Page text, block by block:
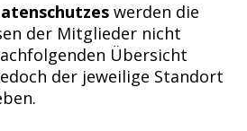
werden die
der Mitglieder nicht
Übersicht
der jeweilige Standort